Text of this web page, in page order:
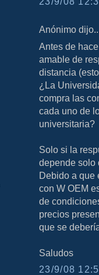
Anónimo
Antes de
amable de
distancia
¿La
compra las
cada uno de
universitaria?
Solo si la
depende solo
Debido a que
con W OEM
de
precios
que se
Saludos
23/9/08